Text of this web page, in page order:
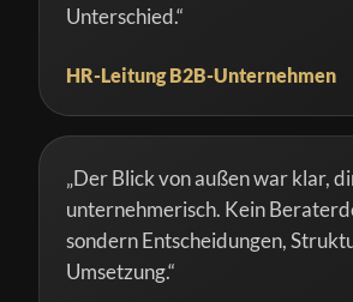
Unterschied.“
HR-Leitung B2B-Unternehmen
„Der Blick von außen war klar,
unternehmerisch. Kein
sondern Entscheidungen,
Umsetzung.“